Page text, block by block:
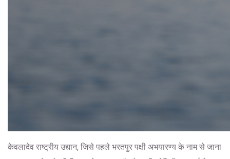
केवलादेव राष्ट्रीय उद्यान, जिसे पहले भरतपुर पक्षी अभयारण्य के नाम से जाना